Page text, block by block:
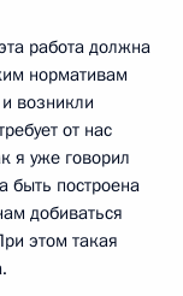
работа должна
нормативам
возникли
от нас
я уже говорил
быть построена
добиваться
этом такая